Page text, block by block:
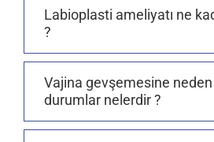
Labioplasti ameliyatı ne
?
Vajina gevşemesine
durumlar nelerdir ?